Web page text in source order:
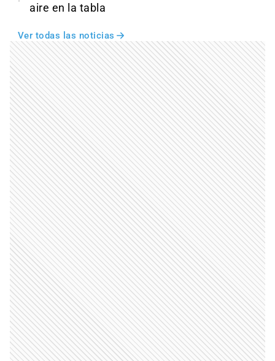
aire en la tabla
Ver todas las noticias